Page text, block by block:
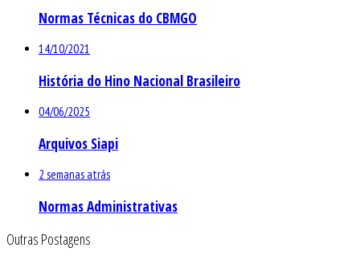
Normas Técnicas do CBMGO
14/10/2021
História do Hino Nacional Brasileiro
04/06/2025
Arquivos Siapi
2 semanas atrás
Normas Administrativas
Outras Postagens